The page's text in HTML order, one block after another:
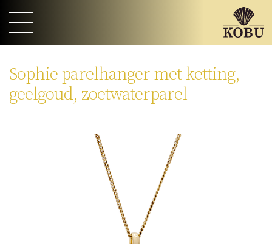
Sophie parelhanger met ketting,
geelgoud, zoetwaterparel